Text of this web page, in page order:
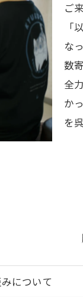
ご
「
な
数
全
か
を
について